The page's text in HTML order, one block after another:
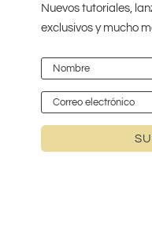
Nuevos tutoriales,
exclusivos y mucho